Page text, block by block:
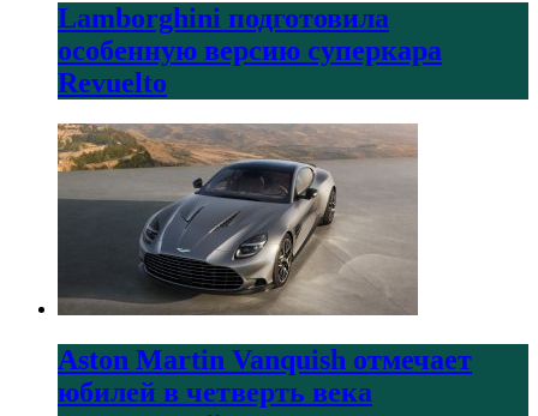
Lamborghini подготовила
особенную версию суперкара
Revuelto
Aston Martin Vanquish отмечает
юбилей в четверть века